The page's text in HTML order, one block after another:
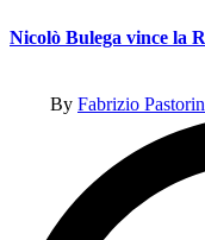
Nicolò Bulega vince la
By Fabrizio